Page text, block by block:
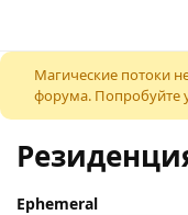
К содержимому
Магические потоки
форума. Попробуйте
Ephemeral